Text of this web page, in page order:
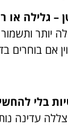
גלילה או
יותר ותשמור
אם בוחרים
בלי
עדינה